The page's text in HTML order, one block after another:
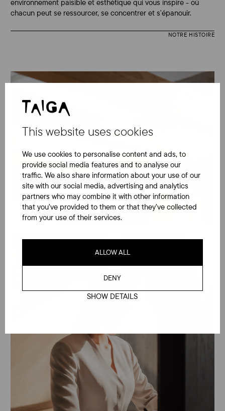
This website uses cookies
We use cookies to personalise content and ads, to
provide social media features and to analyse our
traffic. We also share information about your use of our
site with our social media, advertising and analytics
partners who may combine it with other information
that you’ve provided to them or that they’ve collected
from your use of their services.
ALLOW ALL
DENY
SHOW DETAILS
environnement paisible et esthétique qui vous inspire - où
chacun peut se ressourcer, se concentrer et s'épanouir.
NOTRE HISTOIRE